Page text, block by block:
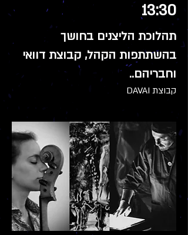
13:30
תהלוכת הליצנים בחושך
בהשתתפות הקהל, קבוצת דוואי
וחבריהם..
קבוצת DAVAI